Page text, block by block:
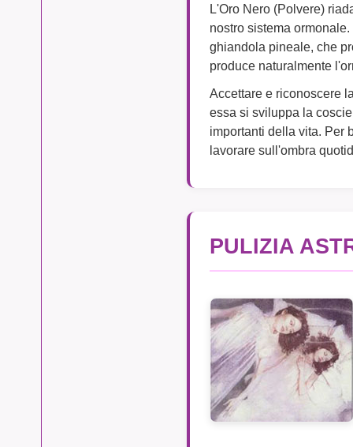
L'Oro Nero (Polvere)
nostro sistema
ghiandola pineale, che
produce naturalmente
Accettare e riconoscere
essa si sviluppa la
importanti della vita. Per
lavorare sull'ombra
PULIZIA